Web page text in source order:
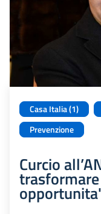
Casa Italia (1)
Prevenzione
Curcio
opportunita'